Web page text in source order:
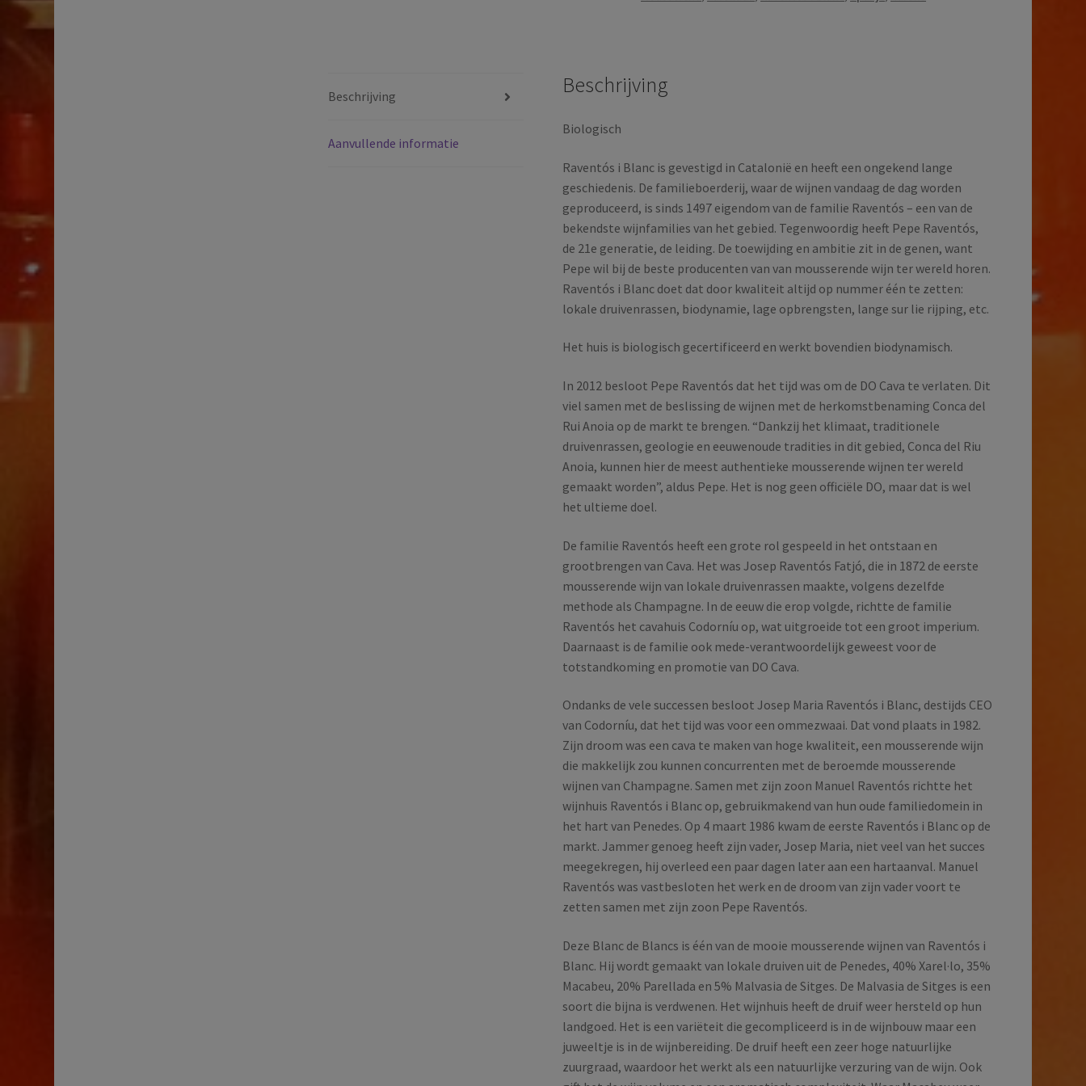
DO
|
Spanje
2023
aantal
Beschrijving
Aanvullende informatie
Beschrijving
Biologisch
Raventós i Blanc is gevestigd in Catalonië en heeft een ongekend lange
geschiedenis. De familieboerderij, waar de wijnen vandaag de dag worden
geproduceerd, is sinds 1497 eigendom van de familie Raventós – een van de
bekendste wijnfamilies van het gebied. Tegenwoordig heeft Pepe Raventós,
de 21e generatie, de leiding. De toewijding en ambitie zit in de genen, want
Pepe wil bij de beste producenten van van mousserende wijn ter wereld horen.
Raventós i Blanc doet dat door kwaliteit altijd op nummer één te zetten:
lokale druivenrassen, biodynamie, lage opbrengsten, lange sur lie rijping, etc.
Het huis is biologisch gecertificeerd en werkt bovendien biodynamisch.
In 2012 besloot Pepe Raventós dat het tijd was om de DO Cava te verlaten. Dit
viel samen met de beslissing de wijnen met de herkomstbenaming Conca del
Rui Anoia op de markt te brengen. “Dankzij het klimaat, traditionele
druivenrassen, geologie en eeuwenoude tradities in dit gebied, Conca del Riu
Anoia, kunnen hier de meest authentieke mousserende wijnen ter wereld
gemaakt worden”, aldus Pepe. Het is nog geen officiële DO, maar dat is wel
het ultieme doel.
De familie Raventós heeft een grote rol gespeeld in het ontstaan en
grootbrengen van Cava. Het was Josep Raventós Fatjó, die in 1872 de eerste
mousserende wijn van lokale druivenrassen maakte, volgens dezelfde
methode als Champagne. In de eeuw die erop volgde, richtte de familie
Raventós het cavahuis Codorníu op, wat uitgroeide tot een groot imperium.
Daarnaast is de familie ook mede-verantwoordelijk geweest voor de
totstandkoming en promotie van DO Cava.
Ondanks de vele successen besloot Josep Maria Raventós i Blanc, destijds CEO
van Codorníu, dat het tijd was voor een ommezwaai. Dat vond plaats in 1982.
Zijn droom was een cava te maken van hoge kwaliteit, een mousserende wijn
die makkelijk zou kunnen concurrenten met de beroemde mousserende
wijnen van Champagne. Samen met zijn zoon Manuel Raventós richtte het
wijnhuis Raventós i Blanc op, gebruikmakend van hun oude familiedomein in
het hart van Penedes. Op 4 maart 1986 kwam de eerste Raventós i Blanc op de
markt. Jammer genoeg heeft zijn vader, Josep Maria, niet veel van het succes
meegekregen, hij overleed een paar dagen later aan een hartaanval. Manuel
Raventós was vastbesloten het werk en de droom van zijn vader voort te
zetten samen met zijn zoon Pepe Raventós.
Deze Blanc de Blancs is één van de mooie mousserende wijnen van Raventós i
Blanc. Hij wordt gemaakt van lokale druiven uit de Penedes, 40% Xarel·lo, 35%
Macabeu, 20% Parellada en 5% Malvasia de Sitges. De Malvasia de Sitges is een
soort die bijna is verdwenen. Het wijnhuis heeft de druif weer hersteld op hun
landgoed. Het is een variëteit die gecompliceerd is in de wijnbouw maar een
juweeltje is in de wijnbereiding. De druif heeft een zeer hoge natuurlijke
zuurgraad, waardoor het werkt als een natuurlijke verzuring van de wijn. Ook